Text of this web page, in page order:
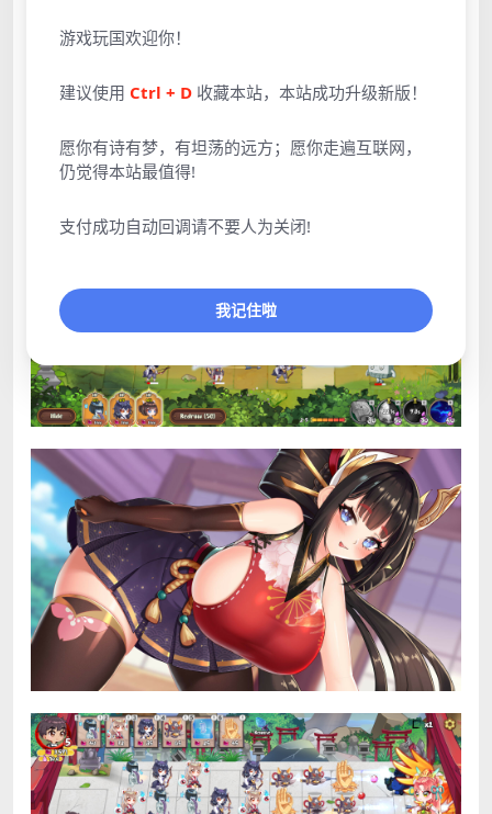
游戏玩国欢迎你！
建议使用 Ctrl + D 收藏本站，本站成功升级新版！
愿你有诗有梦，有坦荡的远方；愿你走遍互联网，
仍觉得本站最值得!
支付成功自动回调请不要人为关闭!
我记住啦